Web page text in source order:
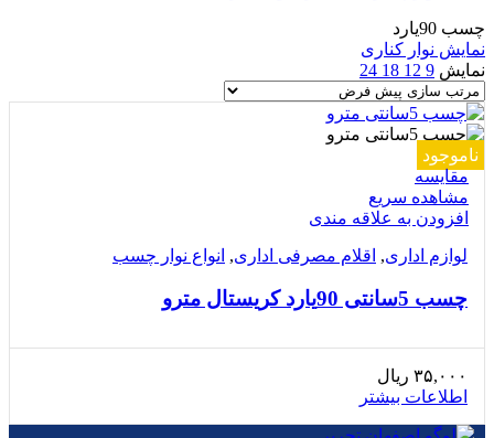
چسب 90یارد
نمایش نوار کناری
نمایش 9
12
18
24
ناموجود
مقایسه
مشاهده سریع
افزودن به علاقه مندی
لوازم اداری, اقلام مصرفی اداری, انواع نوار چسب
چسب 5سانتی 90یارد کریستال مترو
۳۵,۰۰۰ ریال
اطلاعات بیشتر